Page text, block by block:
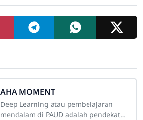
AHA MOMENT
Deep Learning atau pembelajaran
mendalam di PAUD adalah pendekatan